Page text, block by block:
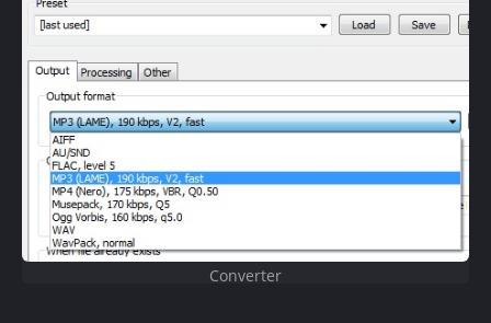
Converter